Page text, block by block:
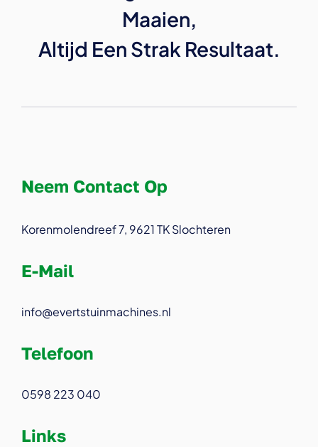
Maaien,
Altijd Een Strak Resultaat.
Neem Contact Op
Korenmolendreef 7, 9621 TK Slochteren
E-Mail
info@evertstuinmachines.nl
Telefoon
0598 223 040
Links